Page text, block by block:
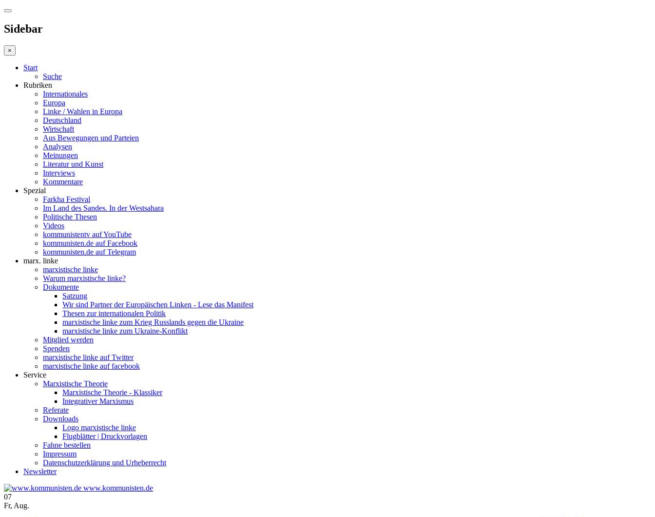
Sidebar
×
Start
Suche
Rubriken
Internationales
Europa
Linke / Wahlen in Europa
Deutschland
Wirtschaft
Aus Bewegungen und Parteien
Analysen
Meinungen
Literatur und Kunst
Interviews
Kommentare
Spezial
Farkha Festival
Im Land des Sandes. In der Westsahara
Politische Thesen
Videos
kommunistentv auf YouTube
kommunisten.de auf Facebook
kommunisten.de auf Telegram
marx. linke
marxistische linke
Warum marxistische linke?
Dokumente
Satzung
Wir sind Partner der Europäischen Linken - Lese das Manifest
Thesen zur internationalen Politik
marxistische linke zum Krieg Russlands gegen die Ukraine
marxistische linke zum Ukraine-Konflikt
Mitglied werden
Spenden
marxistische linke auf Twitter
marxistische linke auf facebook
Service
Marxistische Theorie
Marxistische Theorie - Klassiker
Integrativer Marxismus
Referate
Downloads
Logo marxistische linke
Flugblätter | Druckvorlagen
Fahne bestellen
Impressum
Datenschutzerklärung und Urheberrecht
Newsletter
www.kommunisten.de
07
Fr, Aug.